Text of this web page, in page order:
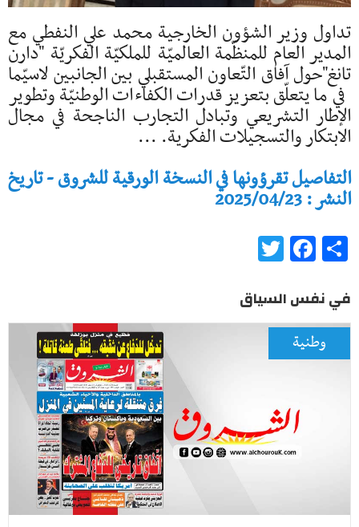
تداول وزير الشؤون الخارجية محمد علي النفطي مع
المدير العام للمنظّمة العالميّة للملكيّة الفكريّة "دارن
تانغ"حول آفاق التّعاون المستقبلي بين الجانبين لاسيّما
في ما يتعلّق بتعزيز قدرات الكفاءات الوطنيّة وتطوير
الإطار التشريعي وتبادل التجارب الناجحة في مجال
الابتكار والتسجيلات الفكرية. ...
التفاصيل تقرؤونها في النسخة الورقية للشروق - تاريخ
النشر : 2025/04/23
Share
Facebook
في نفس السياق
وطنية